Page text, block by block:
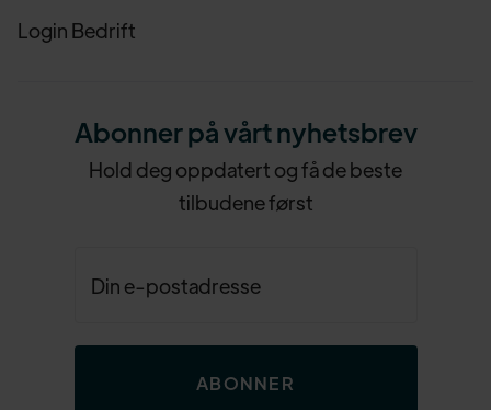
Login Bedrift
Abonner på vårt nyhetsbrev
Hold deg oppdatert og få de beste
tilbudene først